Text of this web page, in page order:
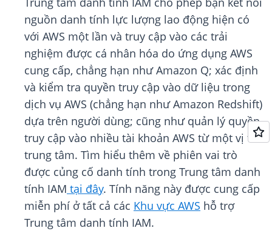
nguồn danh tính lực lượng lao động hiện có
với AWS một lần và truy cập vào các trải
nghiệm được cá nhân hóa do ứng dụng AWS
cung cấp, chẳng hạn như Amazon Q; xác định
và kiểm tra quyền truy cập vào dữ liệu trong
dịch vụ AWS (chẳng hạn như Amazon Redshift)
dựa trên người dùng; cũng như quản lý quyền
truy cập vào nhiều tài khoản AWS từ một vị trí
trung tâm. Tìm hiểu thêm về phiên vai trò
được củng cố danh tính trong Trung tâm danh
tính IAM tại đây. Tính năng này được cung cấp
miễn phí ở tất cả các Khu vực AWS hỗ trợ
Trung tâm danh tính IAM.